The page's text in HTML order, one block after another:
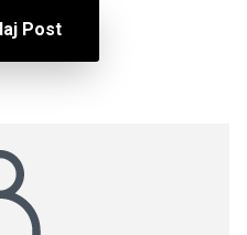
Post